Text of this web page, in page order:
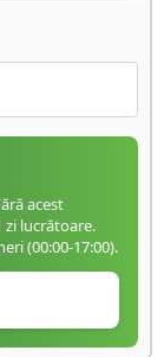
acest
zi lucrătoare.
(00:00-17:00).